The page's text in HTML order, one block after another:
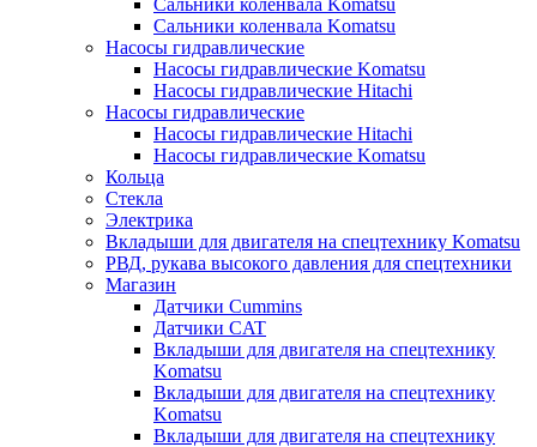
Сальники коленвала Komatsu
Сальники коленвала Komatsu
Насосы гидравлические
Насосы гидравлические Komatsu
Насосы гидравлические Hitachi
Насосы гидравлические
Насосы гидравлические Hitachi
Насосы гидравлические Komatsu
Кольца
Стекла
Электрика
Вкладыши для двигателя на спецтехнику Komatsu
РВД, рукава высокого давления для спецтехники
Магазин
Датчики Cummins
Датчики CAT
Вкладыши для двигателя на спецтехнику
Komatsu
Вкладыши для двигателя на спецтехнику
Komatsu
Вкладыши для двигателя на спецтехнику